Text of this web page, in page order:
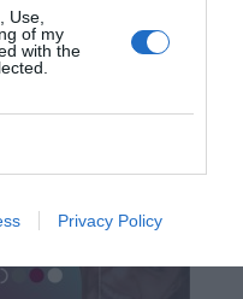
Use,
of my
with the
Privacy Policy